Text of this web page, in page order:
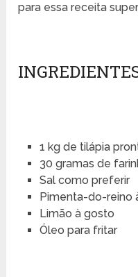
para essa receita
1 kg de tilápia
30 gramas de
Sal como preferir
Pimenta-do-reino
Limão à gosto
Óleo para fritar